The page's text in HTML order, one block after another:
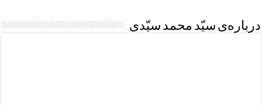
درباره‌ی سیّد محمد سیّدی